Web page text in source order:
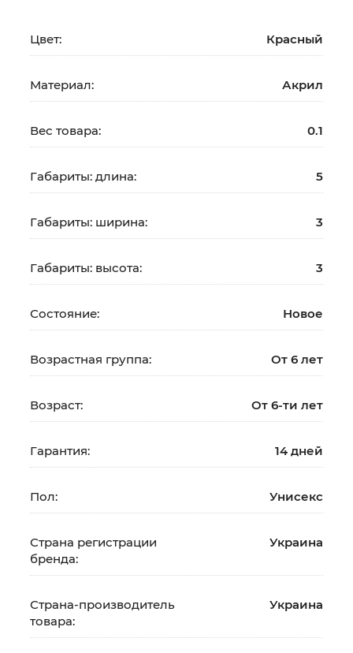
Цвет: Красный
Материал: Акрил
Вес товара: 0.1
Габариты: длина: 5
Габариты: ширина: 3
Габариты: высота: 3
Состояние: Новое
Возрастная группа: От 6 лет
Возраст: От 6-ти лет
Гарантия: 14 дней
Пол: Унисекс
Страна регистрации
бренда:
Украина
Страна-производитель
товара:
Украина